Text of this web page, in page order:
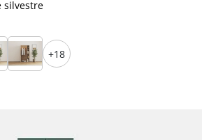
silvestre
+18